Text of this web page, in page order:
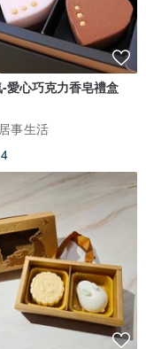
愛心巧克力香皂禮盒
事生活